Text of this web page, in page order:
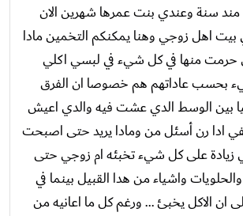
مند سنة وعندي بنت عمرها شهرين الان
اهل زوجي وهنا يمكنكم التخمين مادا
حرمت منها في كل شيء في لبسي اكلي
بحسب عاداتهم هم خصوصا ان الفرق
بين الوسط الدي عشت فيه والدي اعيش
ادا رن أسئل من ومادا يريد حتى اصبحت
زيادة على كل شيء تخبئه ام زوجي حتى
واشياء من هدا القبيل بينما في
على ان الاكل يخبئ ... ورغم كل ما اعانيه من